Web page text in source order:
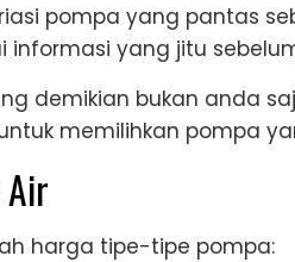
pompa yang pantas
informasi yang jitu
demikian bukan anda
memilihkan pompa
Air
harga tipe-tipe pompa: